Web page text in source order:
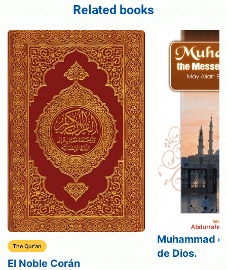
Related books
The Qur'an
El Noble Corán
Muhammad
de Dios.